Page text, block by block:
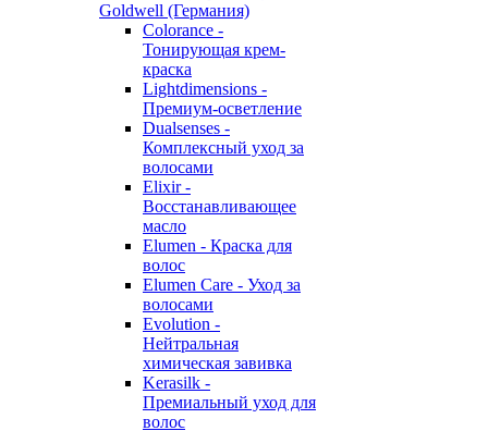
Goldwell (Германия)
Colorance -
Тонирующая крем-
краска
Lightdimensions -
Премиум-осветление
Dualsenses -
Комплексный уход за
волосами
Elixir -
Восстанавливающее
масло
Elumen - Краска для
волос
Elumen Care - Уход за
волосами
Evolution -
Нейтральная
химическая завивка
Kerasilk -
Премиальный уход для
волос